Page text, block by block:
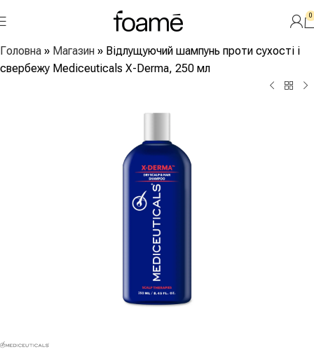
0
Головна » Магазин » Відлущуючий шампунь проти сухості і
свербежу Mediceuticals X-Derma, 250 мл